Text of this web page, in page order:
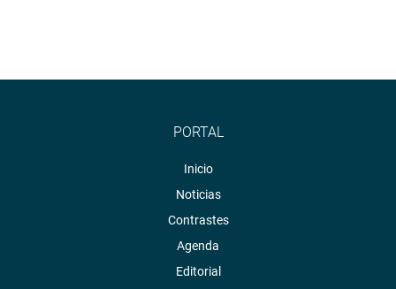
PORTAL
Inicio
Noticias
Contrastes
Agenda
Editorial